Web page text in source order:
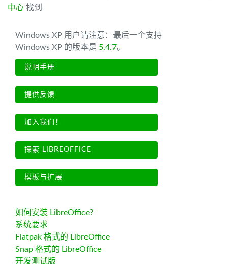
中心 找到
Windows XP 用户请注意：最后一个支持
Windows XP 的版本是 5.4.7。
说明手册
提供反馈
加入我们！
探索 LIBREOFFICE
模板与扩展
如何安装 LibreOffice?
系统要求
Flatpak 格式的 LibreOffice
Snap 格式的 LibreOffice
开发测试版